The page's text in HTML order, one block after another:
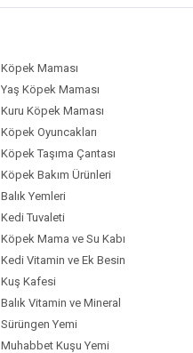
Köpek Maması
Yaş Köpek Maması
Kuru Köpek Maması
Köpek Oyuncakları
Köpek Taşıma Çantası
Köpek Bakım Ürünleri
Balık Yemleri
Kedi Tuvaleti
Köpek Mama ve Su Kabı
Kedi Vitamin ve Ek Besin
Kuş Kafesi
Balık Vitamin ve Mineral
Sürüngen Yemi
Muhabbet Kuşu Yemi